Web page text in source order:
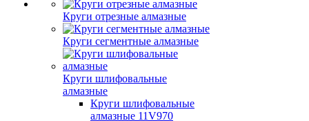
Круги отрезные алмазные
Круги сегментные алмазные
Круги шлифовальные
алмазные
Круги шлифовальные
алмазные 11V970